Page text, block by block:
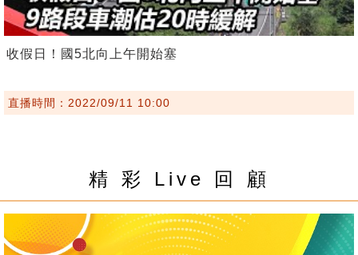
收假日！國5北向上午開始塞
直播時間：2022/09/11 10:00
精 彩 Live 回 顧